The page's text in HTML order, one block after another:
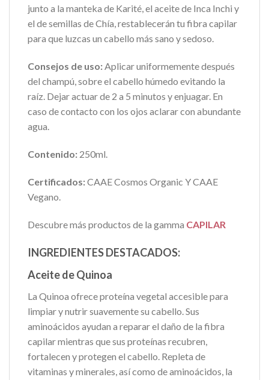
junto a la manteka de Karité, el aceite de Inca Inchi y
el de semillas de Chía, restablecerán tu fibra capilar
para que luzcas un cabello más sano y sedoso.
Consejos de uso:Aplicar uniformemente después
del champú, sobre el cabello húmedo evitando la
raíz. Dejar actuar de 2 a 5 minutos y enjuagar. En
caso de contacto con los ojos aclarar con abundante
agua.
Contenido: 250ml.
Certificados:CAAE Cosmos Organic Y CAAE
Vegano.
Descubre más productos de la gamma CAPILAR
INGREDIENTES DESTACADOS:
Aceite de Quinoa
La Quinoa ofrece proteína vegetal accesible para
limpiar y nutrir suavemente su cabello. Sus
aminoácidos ayudan a reparar el daño de la fibra
capilar mientras que sus proteínas recubren,
fortalecen y protegen el cabello. Repleta de
vitaminas y minerales, así como de aminoácidos, la